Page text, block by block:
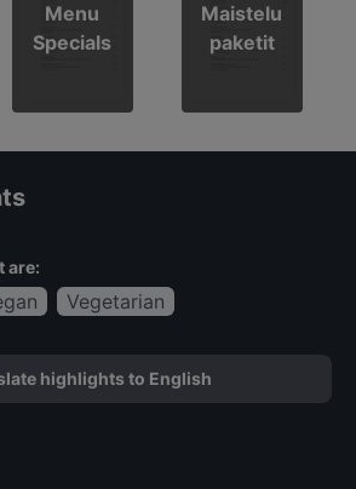
Menu
Specials
Maistelu
paketit
are:
Vegetarian
highlights to English